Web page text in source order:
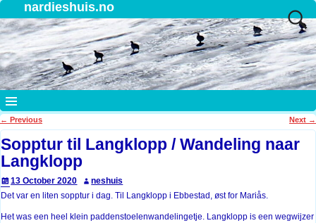
nardieshuis.no
Post navigation
← Previous Next →
Sopptur til Langklopp / Wandeling naar
Langklopp
13 October 2020
neshuis
Det var en liten sopptur i dag. Til Langklopp i Ebbestad, øst for Mariås.
Het was een heel klein paddenstoelenwandelingetje. Langklopp is een wegwijzer